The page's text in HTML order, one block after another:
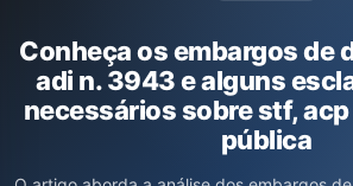
Conheça os embargos de
adi n. 3943 e alguns
necessários sobre stf,
pública